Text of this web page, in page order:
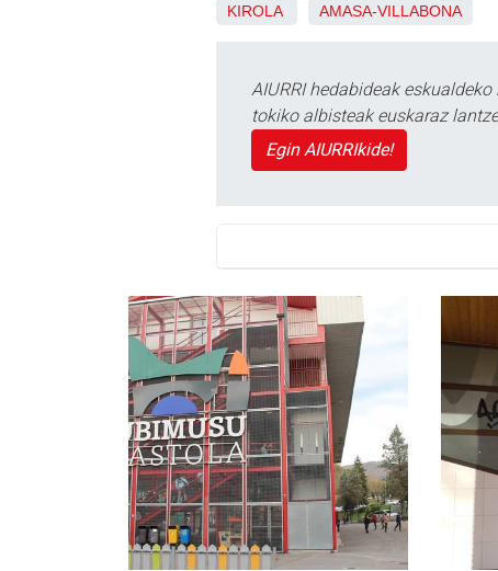
KIROLA AMASA-VILLABONA
AIURRI hedabideak
tokiko albisteak euskaraz
Egin AIURRIkide!